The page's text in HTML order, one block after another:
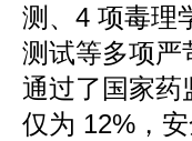
测、4 项毒理
测试等多项严
通过了国家药
仅为 12%，